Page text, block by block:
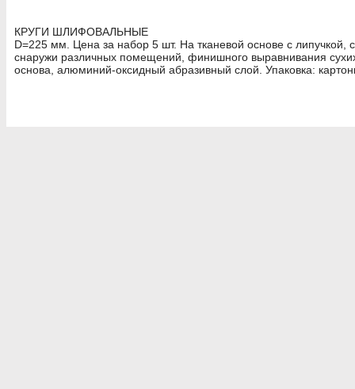
КРУГИ ШЛИФОВАЛЬНЫЕ
D=225 мм. Цена за набор 5 шт. На тканевой основе с
снаружи различных помещений, финишного выравнивания
основа, алюминий-оксидный абразивный слой. Упаковка: